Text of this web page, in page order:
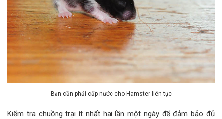
Bạn cần phải cấp nước cho Hamster liên tục
Kiểm tra chuồng trại ít nhất hai lần một ngày để đảm bảo đủ